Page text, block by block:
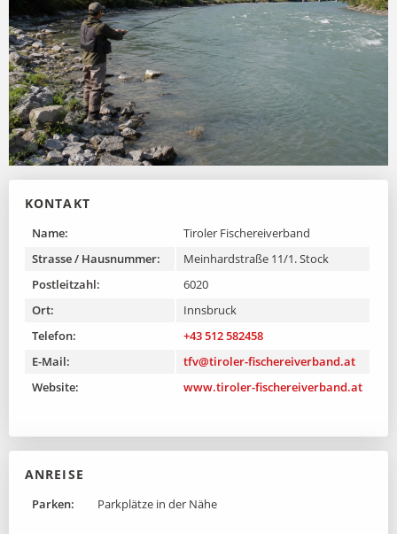
KONTAKT
Name:
Tiroler Fischereiverband
Strasse / Hausnummer:
Meinhardstraße 11/1. Stock
Postleitzahl:
6020
Ort:
Innsbruck
Telefon:
+43 512 582458
E-Mail:
tfv@tiroler-fischereiverband.at
Website:
www.tiroler-fischereiverband.at
ANREISE
Parken: Parkplätze in der Nähe